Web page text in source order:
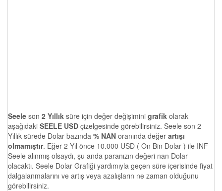
Seele son 2 Yıllık süre için değer değişimini grafik olarak
aşağıdaki SEELE USD çizelgesinde görebilirsiniz. Seele son 2
Yıllık sürede Dolar bazında % NAN oranında değer artışı
olmamıştır. Eğer 2 Yıl önce 10.000 USD ( On Bin Dolar ) ile INF
Seele alınmış olsaydı, şu anda paranızın değeri nan Dolar
olacaktı. Seele Dolar Grafiği yardımıyla geçen süre içerisinde fiyat
dalgalanmalarını ve artış veya azalışların ne zaman olduğunu
görebilirsiniz.